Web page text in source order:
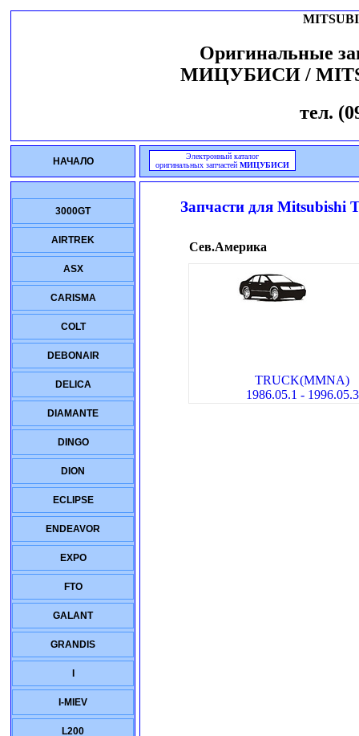
Оригинальные
МИЦУБИСИ /
тел.
НАЧАЛО
Электронный каталог
оригинальных запчастей МИЦУБИСИ
3000GT
AIRTREK
ASX
CARISMA
COLT
DEBONAIR
DELICA
DIAMANTE
DINGO
DION
ECLIPSE
ENDEAVOR
EXPO
FTO
GALANT
GRANDIS
I-MIEV
L200
Запчасти для Mitsubishi
Сев.Америка
TRUCK(MMNA)
1986.05.1 - 1996.05.3